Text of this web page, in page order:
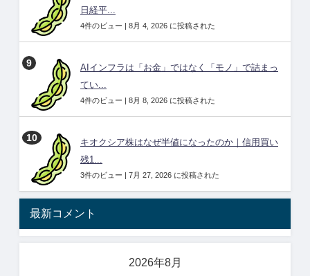
日経平...
4件のビュー | 8月 4, 2026 に投稿された
AIインフラは「お金」ではなく「モノ」で詰まっ
てい...
4件のビュー | 8月 8, 2026 に投稿された
キオクシア株はなぜ半値になったのか｜信用買い
残1...
3件のビュー | 7月 27, 2026 に投稿された
最新コメント
2026年8月